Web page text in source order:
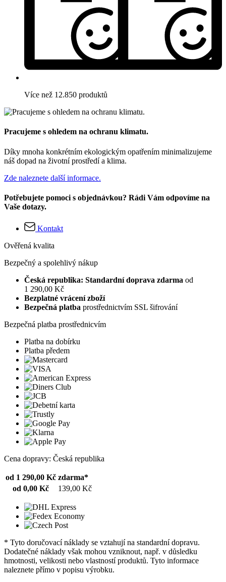
Více než 12.850 produktů
Pracujeme s ohledem na ochranu klimatu.
Díky mnoha konkrétním ekologickým opatřením minimalizujeme
náš dopad na životní prostředí a klima.
Zde naleznete další informace.
Potřebujete pomoci s objednávkou? Rádi Vám odpovíme na
Vaše dotazy.
Kontakt
Ověřená kvalita
Bezpečný a spolehlivý nákup
Česká republika: Standardní doprava zdarma od
1 290,00 Kč
Bezplatné vrácení zboží
Bezpečná platba prostřednictvím SSL šifrování
Bezpečná platba prostřednicvím
Platba na dobírku
Platba předem
Cena dopravy: Česká republika
od 1 290,00 Kč zdarma*
od 0,00 Kč
139,00 Kč
* Tyto doručovací náklady se vztahují na standardní dopravu.
Dodatečné náklady však mohou vzniknout, např. v důsledku
hmotnosti, velikosti nebo vlastností produktů. Tyto informace
naleznete přímo v popisu výrobku.